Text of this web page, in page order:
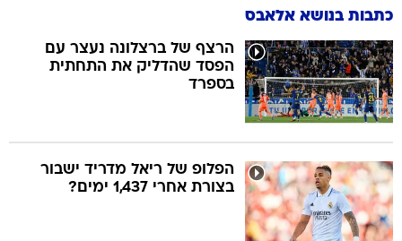
כתבות בנושא אלאבס
הרצף של ברצלונה נעצר עם
הפסד שהדליק את התחתית
בספרד
הפלופ של ריאל מדריד ישבור
בצורת אחרי 1,437 ימים?